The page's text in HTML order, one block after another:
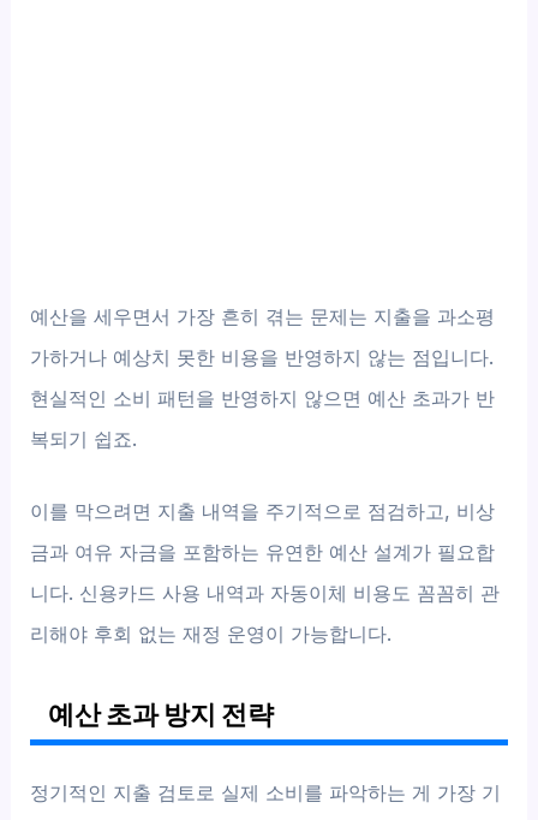
예산을 세우면서 가장 흔히 겪는 문제는 지출을 과소평
가하거나 예상치 못한 비용을 반영하지 않는 점입니다.
현실적인 소비 패턴을 반영하지 않으면 예산 초과가 반
복되기 쉽죠.
이를 막으려면 지출 내역을 주기적으로 점검하고, 비상
금과 여유 자금을 포함하는 유연한 예산 설계가 필요합
니다. 신용카드 사용 내역과 자동이체 비용도 꼼꼼히 관
리해야 후회 없는 재정 운영이 가능합니다.
예산 초과 방지 전략
정기적인 지출 검토로 실제 소비를 파악하는 게 가장 기